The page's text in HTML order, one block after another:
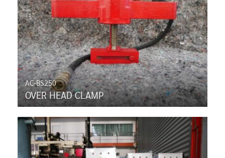
AC-BS250
OVER HEAD CLAMP